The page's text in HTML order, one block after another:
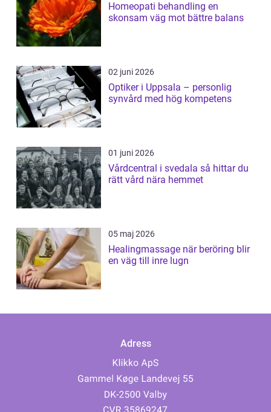
Homeopati behandling en
skonsam väg mot bättre balans
02 juni 2026
Optiker i Uppsala – personlig
synvård med hög kompetens
01 juni 2026
Vårdcentral i svedala så hittar du
rätt vård nära hemmet
05 maj 2026
Healingmassage när beröring blir
en väg till inre lugn
Adress